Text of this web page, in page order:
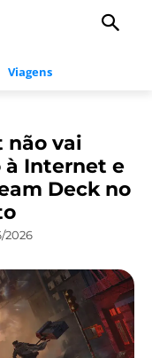
Viagens
não vai
à Internet e
Deck no
2026